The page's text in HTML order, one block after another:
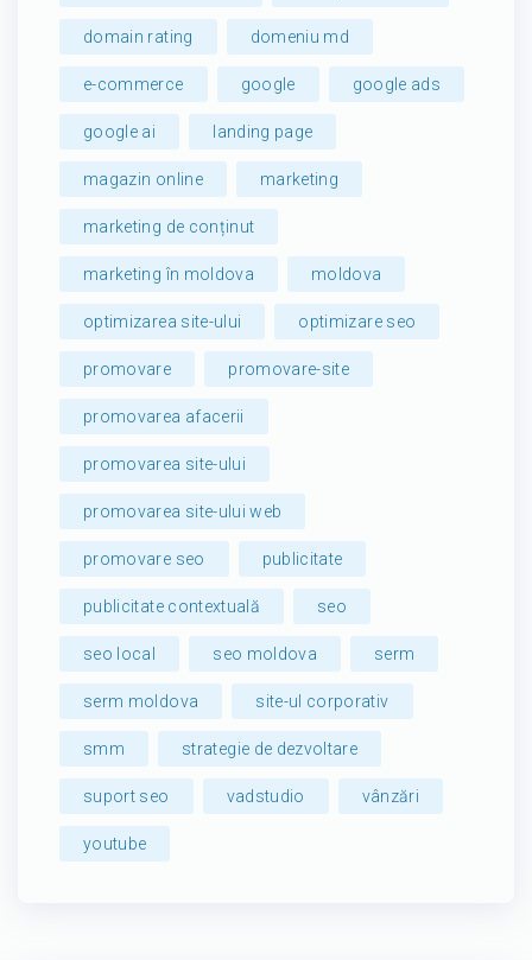
domain rating domeniu md
e-commerce google google ads
google ai landing page
magazin online marketing
marketing de conținut
marketing în moldova moldova
optimizarea site-ului optimizare seo
promovare promovare-site
promovarea afacerii
promovarea site-ului
promovarea site-ului web
promovare seo publicitate
publicitate contextuală seo
seo local seo moldova serm
serm moldova site-ul corporativ
smm strategie de dezvoltare
suport seo vadstudio vânzări
youtube